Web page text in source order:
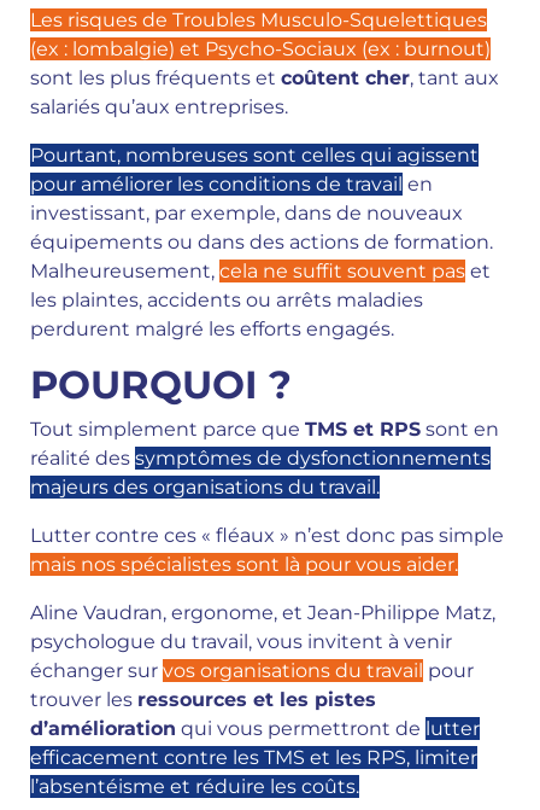
Les risques de Troubles Musculo-Squelettiques
(ex : lombalgie) et Psycho-Sociaux (ex : burnout)
sont les plus fréquents et coûtent cher, tant aux
salariés qu’aux entreprises.
Pourtant, nombreuses sont celles qui agissent
pour améliorer les conditions de travail en
investissant, par exemple, dans de nouveaux
équipements ou dans des actions de formation.
Malheureusement, cela ne suffit souvent pas et
les plaintes, accidents ou arrêts maladies
perdurent malgré les efforts engagés.
POURQUOI ?
Tout simplement parce que TMS et RPS sont en
réalité des symptômes de dysfonctionnements
majeurs des organisations du travail.
Lutter contre ces « fléaux » n’est donc pas simple
mais nos spécialistes sont là pour vous aider.
Aline Vaudran, ergonome, et Jean-Philippe Matz,
psychologue du travail, vous invitent à venir
échanger sur vos organisations du travail pour
trouver les ressources et les pistes
d’amélioration qui vous permettront de lutter
efficacement contre les TMS et les RPS, limiter
l’absentéisme et réduire les coûts.